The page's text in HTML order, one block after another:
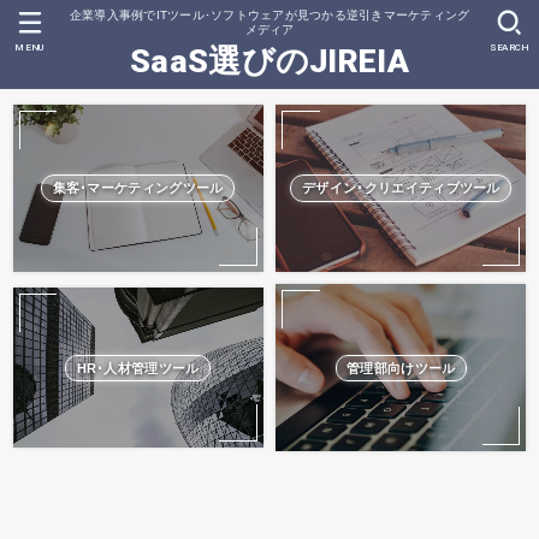
企業導入事例でITツール･ソフトウェアが見つかる逆引きマーケティング
メディア
SaaS選びのJIREIA SEARCH
MENU
集客･マーケティングツール デザイン･クリエイティブツール
HR･人材管理ツール 管理部向けツール